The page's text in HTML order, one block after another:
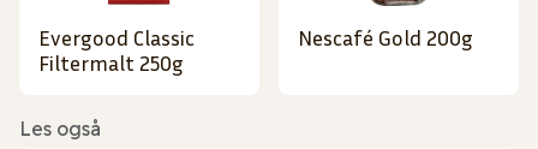
Evergood Classic
Filtermalt 250g
Nescafé Gold 200g
Les også